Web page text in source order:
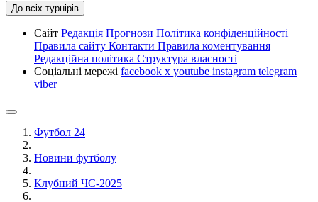
До всіх турнірів
Сайт Редакція Прогнози Політика конфіденційності
Правила сайту Контакти Правила коментування
Редакційна політика Структура власності
Соціальні мережі facebook x youtube instagram telegram
viber
Футбол 24
Новини футболу
Клубний ЧС-2025